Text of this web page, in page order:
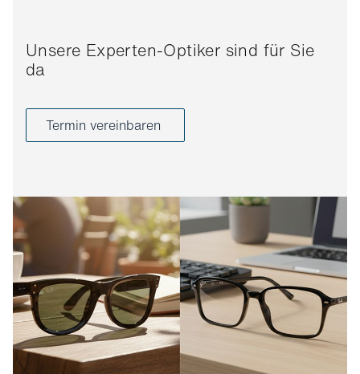
Unsere Experten-Optiker sind für Sie
da
Termin vereinbaren